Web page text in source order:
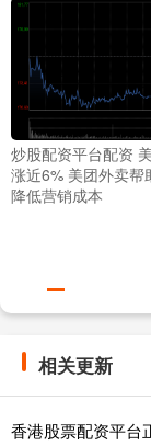
炒股配资平台配资
涨近6% 美团外卖帮
降低营销成本
相关更新
香港股票配资平台